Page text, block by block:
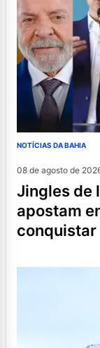
NOTÍCIAS DA BAHIA
08 de agosto de
jingles de lula, flávio, renan e caiado
apostam